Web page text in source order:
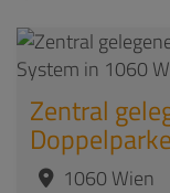
Zentral
1060 Wien